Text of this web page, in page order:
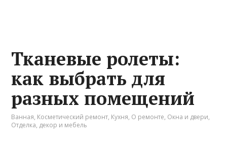
Тканевые ролеты:
как выбрать для
разных помещений
Ванная, Косметический ремонт, Кухня, О ремонте, Окна и двери,
Отделка, декор и мебель